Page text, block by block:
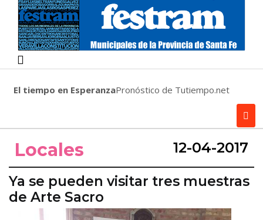
El tiempo en EsperanzaPronóstico de Tutiempo.net
Locales 12-04-2017
Ya se pueden visitar tres muestras
de Arte Sacro